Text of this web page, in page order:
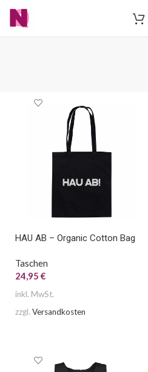
HAU AB – Organic Cotton Bag
Taschen
24,95 €
inkl. MwSt.
zzgl. Versandkosten